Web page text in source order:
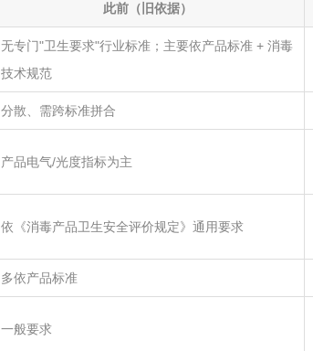
此前（旧依据）
无专门"卫生要求"行业标准；主要依产品标准 + 消毒
技术规范
分散、需跨标准拼合
产品电气/光度指标为主
依《消毒产品卫生安全评价规定》通用要求
多依产品标准
一般要求